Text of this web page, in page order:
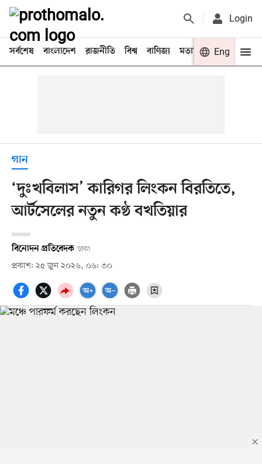
Login
সর্বশেষ বাংলাদেশ রাজনীতি বিশ্ব বাণিজ্য মতামত খেলা
Eng
গান
‘দুঃখবিলাস’ কারিগর লিংকন বিরতিতে,
আর্টসেলের নতুন কণ্ঠ বখতিয়ার
বিনোদন প্রতিবেদক ঢাকা
প্রকাশ: ২৫ জুন ২০২৬, ০৬: ৩০